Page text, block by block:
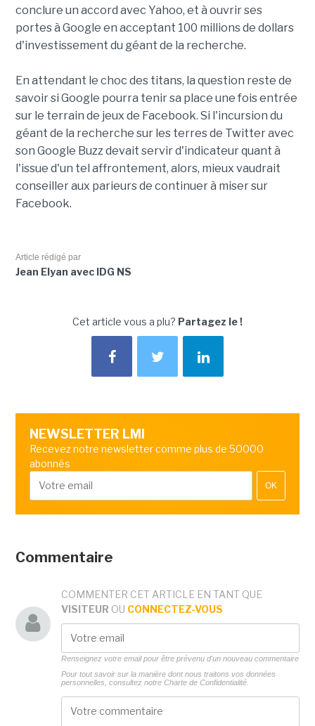
conclure un accord avec Yahoo, et à ouvrir ses
portes à Google en acceptant 100 millions de dollars
d'investissement du géant de la recherche.
En attendant le choc des titans, la question reste de
savoir si Google pourra tenir sa place une fois entrée
sur le terrain de jeux de Facebook. Si l'incursion du
géant de la recherche sur les terres de Twitter avec
son Google Buzz devait servir d'indicateur quant à
l'issue d'un tel affrontement, alors, mieux vaudrait
conseiller aux parieurs de continuer à miser sur
Facebook.
Article rédigé par
Jean Elyan avec IDG NS
Cet article vous a plu? Partagez le !
NEWSLETTER LMI
Recevez notre newsletter comme plus de 50000
abonnés
OK
Commentaire
COMMENTER CET ARTICLE EN TANT QUE
VISITEUR OU CONNECTEZ-VOUS
Renseignez votre email pour être prévenu d'un nouveau commentaire
Pour tout savoir sur la manière dont nous traitons vos données
personnelles, consultez notre Charte de Confidentialité.